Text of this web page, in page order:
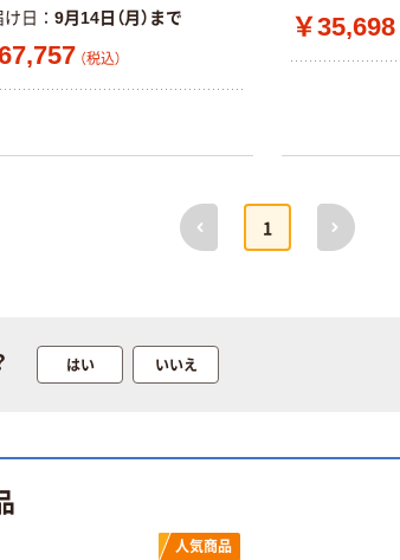
け日 9月14日（月）まで
（税込）
￥35,698
前へ
1
次へ
はい いいえ
人気商品
グル アスク
リジナル
（税込）
（税込）
ウダーフリー）
トル
期間限定価格